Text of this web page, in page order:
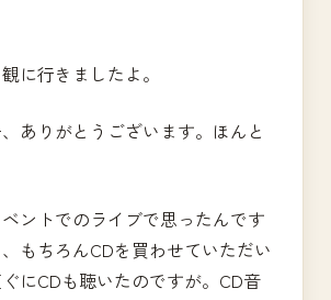
行きましたよ。
、ありがとうございます。ほんと
ントでのライブで思ったんです
もちろんCDを買わせていただい
にCDも聴いたのですが。CD音